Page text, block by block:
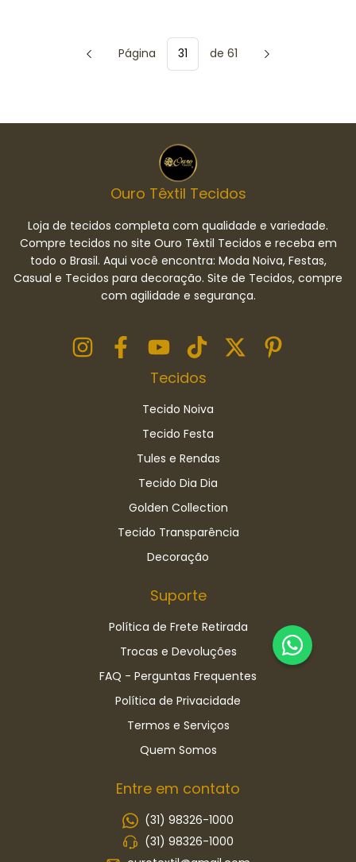
Página de 61
Ouro Têxtil Tecidos
Loja de tecidos completa com qualidade e variedade.
Compre tecidos no site Ouro Têxtil Tecidos e receba em
todo o Brasil. Aqui você encontra: Moda Noiva, Festas,
Casual e Tecidos para decoração. Site de Tecidos, compre
com agilidade e segurança.
Tecidos
Tecido Noiva
Tecido Festa
Tules e Rendas
Tecido Dia Dia
Golden Collection
Tecido Transparência
Decoração
Suporte
Política de Frete Retirada
Trocas e Devoluções
FAQ - Perguntas Frequentes
Política de Privacidade
Termos e Serviços
Quem Somos
Entre em contato
(31) 98326-1000
(31) 98326-1000